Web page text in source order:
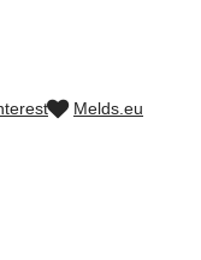
Melds.eu